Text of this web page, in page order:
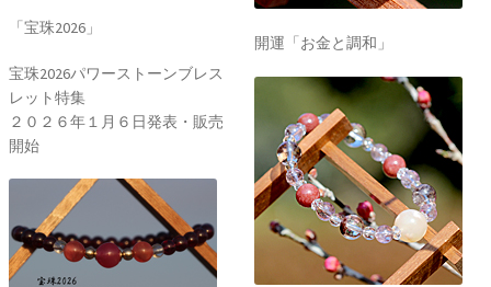
「宝珠2026」
宝珠2026パワーストーンブレス
レット特集
２０２６年１月６日発表・販売
開始
開運「お金と調和」